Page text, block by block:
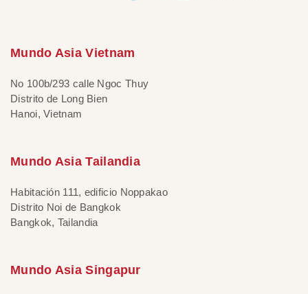
Mundo Asia Vietnam
No 100b/293 calle Ngoc Thuy
Distrito de Long Bien
Hanoi, Vietnam
Mundo Asia Tailandia
Habitación 111, edificio Noppakao
Distrito Noi de Bangkok
Bangkok, Tailandia
Mundo Asia Singapur